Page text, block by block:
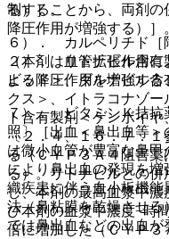
る）］。
６）． カルペリチド［
（本剤は血管拡張作用
よる降圧作用を増強する
７）． ビタミンＫ拮抗
照〕［出血＜鼻出血等
は微小血管が豊富な鼻
により鼻出血の発現を
織疾患に伴う血小板機
法（鼻粘膜を乾燥させ
では鼻出血などの出血が
制することから、両剤の
降圧作用が増強する）］
２）． リトナビル含有
ビッド＞、ダルナビル
クス＞、イトラコナゾ
ト含有製剤＜ゲンボイ
〔２．４、１６．７．
る（ＣＹＰ３Ａ４阻害
る）。リトナビルとの
し、本剤の最高血漿中
び本剤の血漿中濃度−時
倍に増加した（ＣＹＰ３